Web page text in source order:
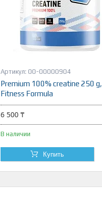
00-00000904
Premium 100% creatine 250 g,
Fitness Formula
6 500 ₸
В наличии
Купить